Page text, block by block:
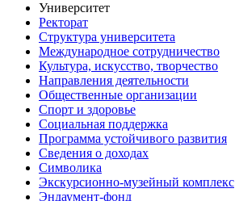
Университет
Ректорат
Структура университета
Международное сотрудничество
Культура, искусство, творчество
Направления деятельности
Общественные организации
Спорт и здоровье
Социальная поддержка
Программа устойчивого развития
Сведения о доходах
Символика
Экскурсионно-музейный комплекс
Эндаумент-фонд